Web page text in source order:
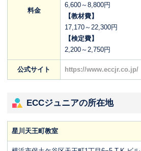
料金
6,600～8,800円
【教材費】
17,170～22,300円
【検定費】
2,200～2,750円
公式サイト https://www.eccjr.co.jp/
ECCジュニアの所在地
星川天王町教室